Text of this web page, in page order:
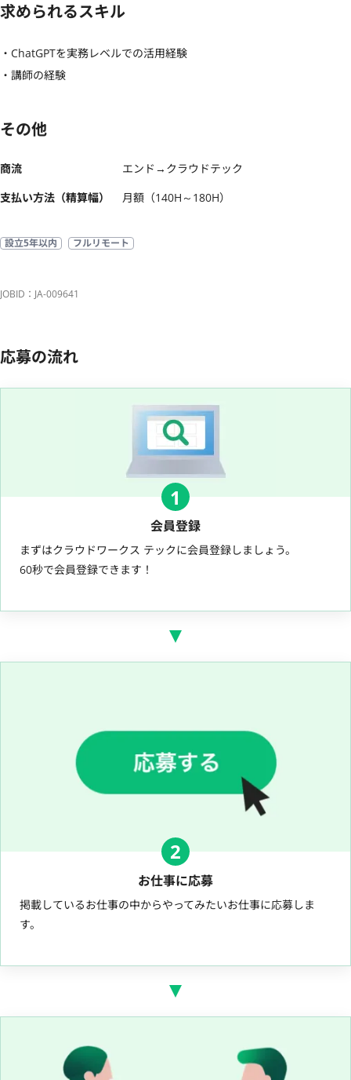
求められるスキル
・ChatGPTを実務レベルでの活用経験
・講師の経験
その他
商流
エンド→クラウドテック
支払い方法（精算幅）
月額（140H～180H）
設立5年以内 フルリモート
JOBID：JA-009641
応募の流れ
1
会員登録
まずはクラウドワークス テックに会員登録しましょう。
60秒で会員登録できます！
2
お仕事に応募
掲載しているお仕事の中からやってみたいお仕事に応募しま
す。